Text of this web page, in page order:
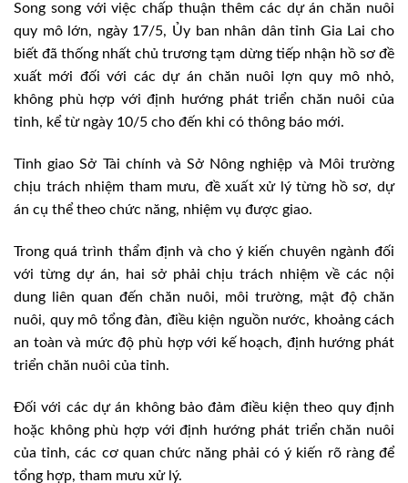
Song song với việc chấp thuận thêm các dự án chăn nuôi
quy mô lớn, ngày 17/5, Ủy ban nhân dân tỉnh Gia Lai cho
biết đã thống nhất chủ trương tạm dừng tiếp nhận hồ sơ đề
xuất mới đối với các dự án chăn nuôi lợn quy mô nhỏ,
không phù hợp với định hướng phát triển chăn nuôi của
tỉnh, kể từ ngày 10/5 cho đến khi có thông báo mới.
Tỉnh giao Sở Tài chính và Sở Nông nghiệp và Môi trường
chịu trách nhiệm tham mưu, đề xuất xử lý từng hồ sơ, dự
án cụ thể theo chức năng, nhiệm vụ được giao.
Trong quá trình thẩm định và cho ý kiến chuyên ngành đối
với từng dự án, hai sở phải chịu trách nhiệm về các nội
dung liên quan đến chăn nuôi, môi trường, mật độ chăn
nuôi, quy mô tổng đàn, điều kiện nguồn nước, khoảng cách
an toàn và mức độ phù hợp với kế hoạch, định hướng phát
triển chăn nuôi của tỉnh.
Đối với các dự án không bảo đảm điều kiện theo quy định
hoặc không phù hợp với định hướng phát triển chăn nuôi
của tỉnh, các cơ quan chức năng phải có ý kiến rõ ràng để
tổng hợp, tham mưu xử lý.